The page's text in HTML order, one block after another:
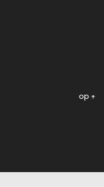
op